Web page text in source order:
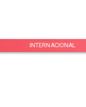
INTERNACIONAL